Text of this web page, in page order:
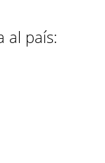
al país: